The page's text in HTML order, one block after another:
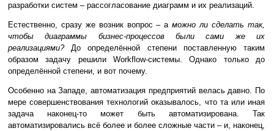
разработки систем – рассогласование диаграмм и их реализаций.
Естественно, сразу же возник вопрос – аможно ли сделать так,
чтобы диаграммы бизнес-процессов были сами же их
реализациями?До определённой степени поставленную таким
образом задачу решили Workflow-системы. Однако только до
определённой степени, и вот почему.
Особенно на Западе, автоматизация предприятий велась давно. По
мере совершенствования технологий оказывалось, что та или иная
задача наконец-то может быть автоматизирована. Так
автоматизировались всё более и более сложные части – и, наконец,